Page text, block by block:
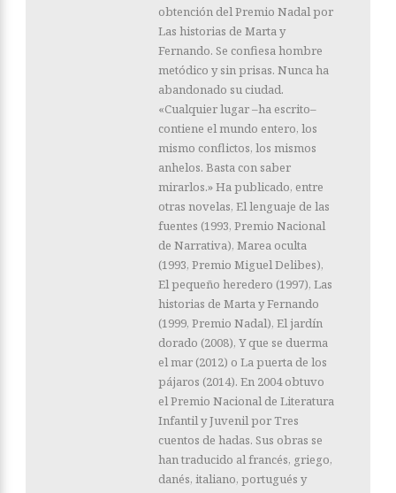
obtención del Premio Nadal por
Las historias de Marta y
Fernando. Se confiesa hombre
metódico y sin prisas. Nunca ha
abandonado su ciudad.
«Cualquier lugar –ha escrito–
contiene el mundo entero, los
mismo conflictos, los mismos
anhelos. Basta con saber
mirarlos.» Ha publicado, entre
otras novelas, El lenguaje de las
fuentes (1993, Premio Nacional
de Narrativa), Marea oculta
(1993, Premio Miguel Delibes),
El pequeño heredero (1997), Las
historias de Marta y Fernando
(1999, Premio Nadal), El jardín
dorado (2008), Y que se duerma
el mar (2012) o La puerta de los
pájaros (2014). En 2004 obtuvo
el Premio Nacional de Literatura
Infantil y Juvenil por Tres
cuentos de hadas. Sus obras se
han traducido al francés, griego,
danés, italiano, portugués y